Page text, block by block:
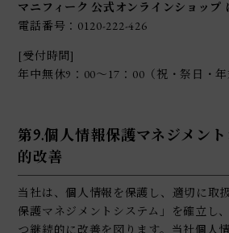
マニフィーク 公式オンラインショップ
電話番号：0120-222-426
[受付時間]
年中無休9：00～17：00（祝・祭日・年
第9.個人情報保護マネジメン
的改善
当社は、個人情報を保護し、適切に取
保護マネジメントシステム」を確立し
つ継続的に改善を図ります。当社個人